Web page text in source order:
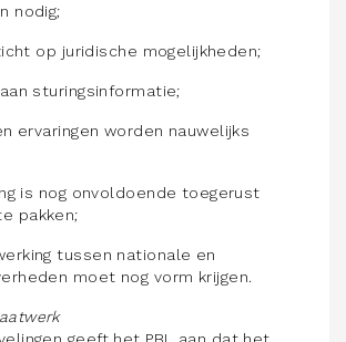
nodig;
op juridische mogelijkheden;
sturingsinformatie;
ervaringen worden nauwelijks
is nog onvoldoende toegerust
pakken;
tussen nationale en
moet nog vorm krijgen.